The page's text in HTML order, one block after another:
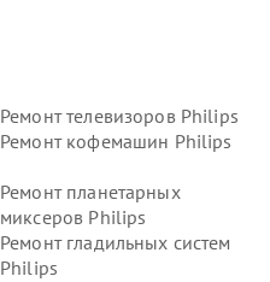
Ремонт телевизоров Philips
Ремонт кофемашин Philips
Ремонт планетарных
миксеров Philips
Ремонт гладильных систем
Philips